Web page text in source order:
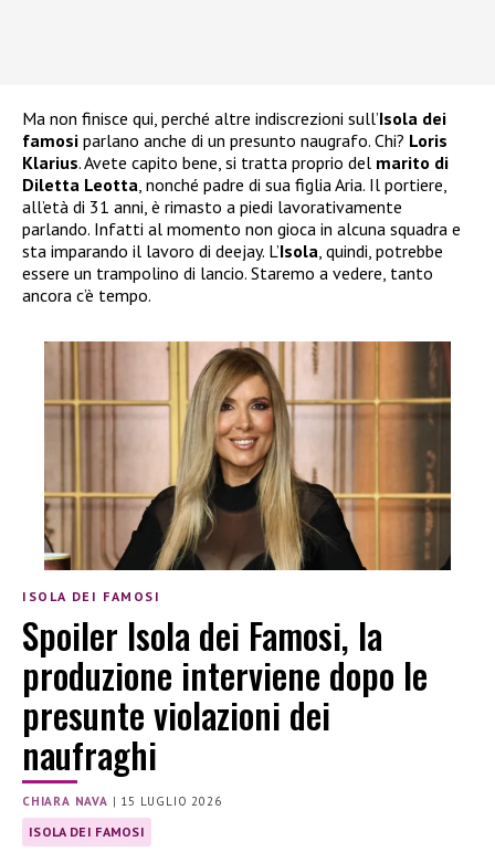
Ma non finisce qui, perché altre indiscrezioni sull’Isola dei
famosi parlano anche di un presunto naugrafo. Chi? Loris
Klarius. Avete capito bene, si tratta proprio del marito di
Diletta Leotta, nonché padre di sua figlia Aria. Il portiere,
all’età di 31 anni, è rimasto a piedi lavorativamente
parlando. Infatti al momento non gioca in alcuna squadra e
sta imparando il lavoro di deejay. L’Isola, quindi, potrebbe
essere un trampolino di lancio. Staremo a vedere, tanto
ancora c’è tempo.
ISOLA DEI FAMOSI
Spoiler Isola dei Famosi, la
produzione interviene dopo le
presunte violazioni dei
naufraghi
CHIARA NAVA | 15 LUGLIO 2026
ISOLA DEI FAMOSI